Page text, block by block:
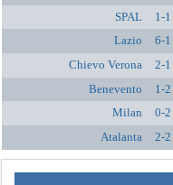
SPAL
1-1
Lazio
6-1
Chievo Verona
2-1
Benevento
1-2
Milan
0-2
Atalanta
2-2